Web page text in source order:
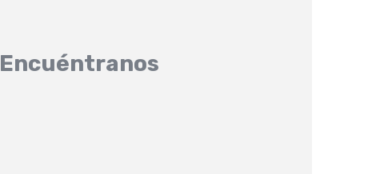
Encuéntranos